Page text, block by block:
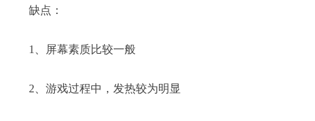
缺点：
1、屏幕素质比较一般
2、游戏过程中，发热较为明显